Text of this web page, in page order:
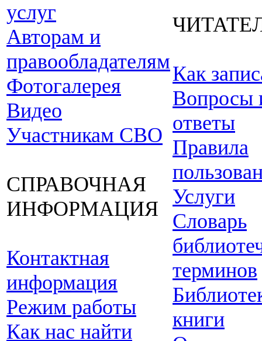
услуг
Авторам и
правообладателям
Фотогалерея
Видео
Участникам СВО
СПРАВОЧНАЯ
ИНФОРМАЦИЯ
Контактная
информация
Режим работы
Как нас найти
Как
Вопросы
ответы
Правила
Услуги
Словарь
терминов
книги